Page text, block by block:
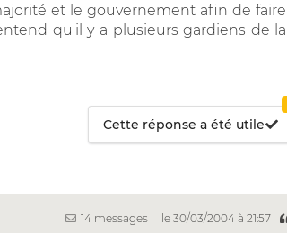
et le gouvernement afin de faire
qu'il y a plusieurs gardiens de la
Cette réponse a été utile
14 messages le 30/03/2004 à 21:57